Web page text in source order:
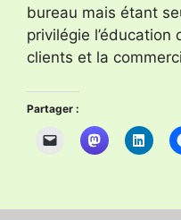
bureau mais étant
privilégie l’éducation
clients et la
Partager :